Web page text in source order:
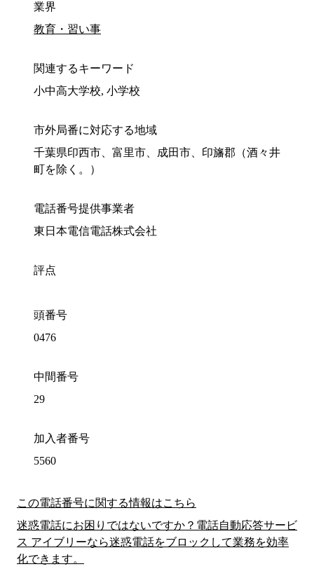
業界
教育・習い事
関連するキーワード
小中高大学校, 小学校
市外局番に対応する地域
千葉県印西市、富里市、成田市、印旛郡（酒々井
町を除く。）
電話番号提供事業者
東日本電信電話株式会社
評点
頭番号
0476
中間番号
29
加入者番号
5560
この電話番号に関する情報はこちら
迷惑電話にお困りではないですか？電話自動応答サービ
ス アイブリーなら迷惑電話をブロックして業務を効率
化できます。